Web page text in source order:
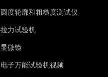
圆度轮廓和粗糙度测试仪
拉力试验机
显微镜
电子万能试验机视频